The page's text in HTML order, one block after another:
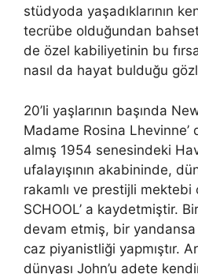
stüdyoda yaşadıklarının
tecrübe olduğundan
de özel kabiliyetinin bu
nasıl da hayat bulduğu
20’li yaşlarının başında
Madame Rosina
almış 1954 senesindeki
ufalayışının akabininde,
rakamlı ve prestijli mektebi
SCHOOL’ a kaydetmiştir.
devam etmiş, bir
caz piyanistliği yapmıştır.
dünyası John’u adete